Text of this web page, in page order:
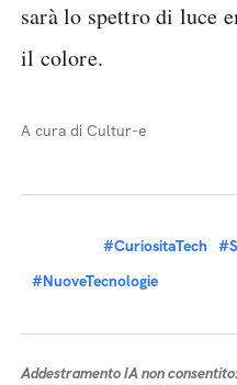
sarà lo spettro di luce
il colore.
A cura di Cultur-e
#CuriositaTech
#NuoveTecnologie
Addestramento IA non